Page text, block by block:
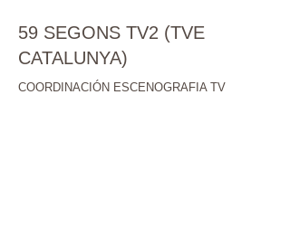
59 SEGONS TV2 (TVE
CATALUNYA)
COORDINACIÓN ESCENOGRAFIA TV